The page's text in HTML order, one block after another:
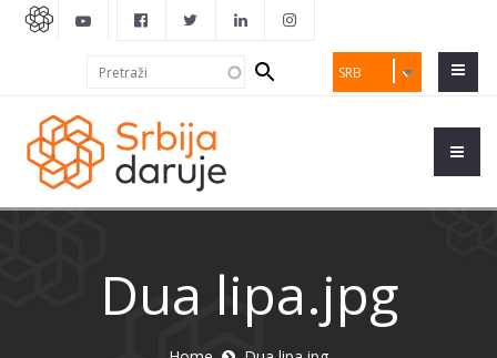
SRB
Search
form
Dua lipa.jpg